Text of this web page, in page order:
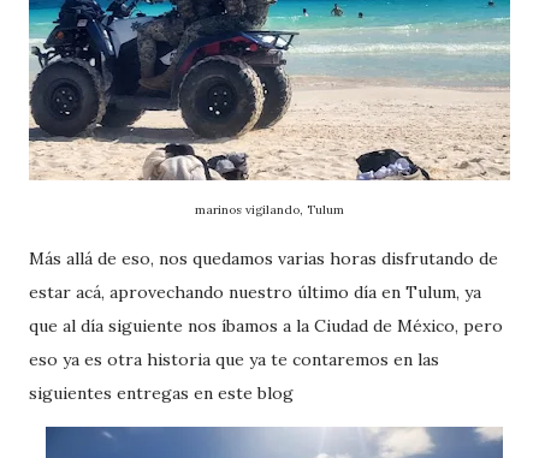
marinos vigilando, Tulum
Más allá de eso, nos quedamos varias horas disfrutando de
estar acá, aprovechando nuestro último día en Tulum, ya
que al día siguiente nos íbamos a la Ciudad de México, pero
eso ya es otra historia que ya te contaremos en las
siguientes entregas en este blog